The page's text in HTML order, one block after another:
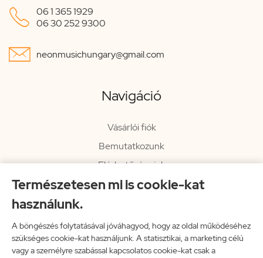
Természetesen mi is cookie-kat
használunk.
A böngészés folytatásával jóváhagyod, hogy az oldal működéséhez
szükséges cookie-kat használjunk. A statisztikai, a marketing célú
vagy a személyre szabással kapcsolatos cookie-kat csak a
 06 1 365 1929
06 30 252 9300
 neonmusichungary@gmail.com
Navigáció
Vásárlói fiók
Bemutatkozunk
Elérhetőségeink
Hírlevél
Impresszum
Vissza a főoldalra